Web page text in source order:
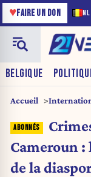
NL
♥FAIRE UN DON
BELGIQUE
Accueil
Cameroun
de la